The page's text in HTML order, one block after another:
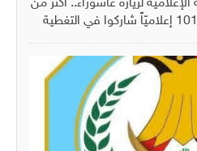
لزيارة عاشوراء.. أكثر من